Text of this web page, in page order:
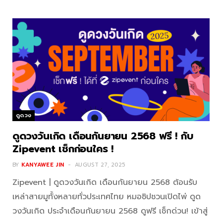
ดูดวง
ดูดวงวันเกิด เดือนกันยายน 2568 ฟรี ! กับ
Zipevent เช็กก่อนใคร !
BY KANYAWEE JIN AUGUST 27, 2025
Zipevent | ดูดวงวันเกิด เดือนกันยายน 2568 ต้อนรับ
เหล่าสายมูทั้งหลายทั่วประเทศไทย หมอซิปชวนเปิดไพ่ ดูด
วงวันเกิด ประจำเดือนกันยายน 2568 ดูฟรี เช็กด่วน! เข้าสู่